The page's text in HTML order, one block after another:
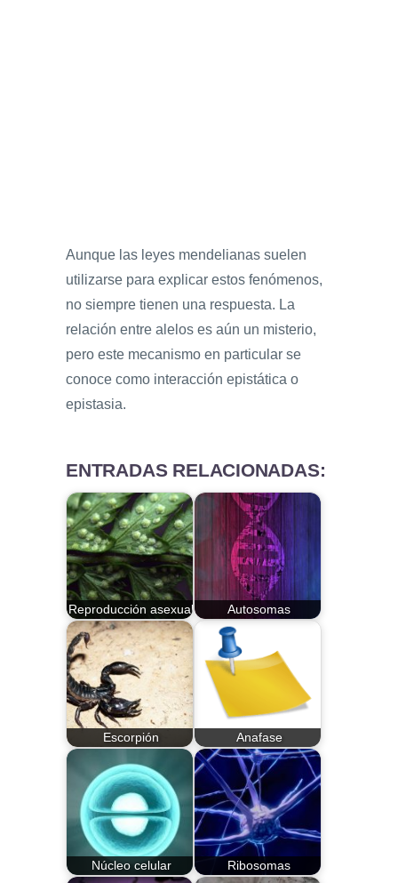
Aunque las leyes mendelianas suelen
utilizarse para explicar estos fenómenos,
no siempre tienen una respuesta. La
relación entre alelos es aún un misterio,
pero este mecanismo en particular se
conoce como interacción epistática o
epistasia.
ENTRADAS RELACIONADAS:
Reproducción asexual Autosomas
Escorpión Anafase
Núcleo celular Ribosomas